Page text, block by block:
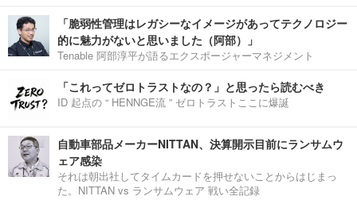
「脆弱性管理はレガシーなイメージがあってテクノロジー
的に魅力がないと思いました（阿部）」
Tenable 阿部淳平が語るエクスポージャーマネジメント
「これってゼロトラストなの？」と思ったら読むべき
ID 起点の “ HENNGE流 ” ゼロトラストここに爆誕
自動車部品メーカーNITTAN、決算開示目前にランサムウ
ェア感染
それは朝出社してタイムカードを押せないことからはじまっ
た。NITTAN vs ランサムウェア 戦い全記録